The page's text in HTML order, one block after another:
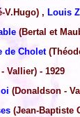
V.Hugo) , Louis
(Bertal et
de Cholet
Vallier) - 1929
(Donaldson -
(Jean-Baptiste